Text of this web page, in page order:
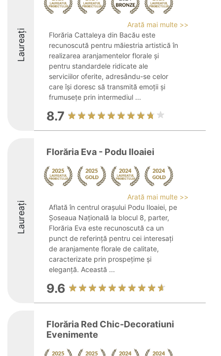
Laureați
Arată mai multe >>
Florăria Cattaleya din Bacău este
recunoscută pentru măiestria artistică în
realizarea aranjamentelor florale și
pentru standardele ridicate ale
serviciilor oferite, adresându-se celor
care își doresc să transmită emoții și
frumusețe prin intermediul ...
8.7
Laureați
Florăria Eva - Podu Iloaiei
Arată mai multe >>
Aflată în centrul orașului Podu Iloaiei, pe
Șoseaua Națională la blocul 8, parter,
Florăria Eva este recunoscută ca un
punct de referință pentru cei interesați
de aranjamente florale de calitate,
caracterizate prin prospețime și
eleganță. Această ...
9.6
Florăria Red Chic-Decoratiuni
Evenimente